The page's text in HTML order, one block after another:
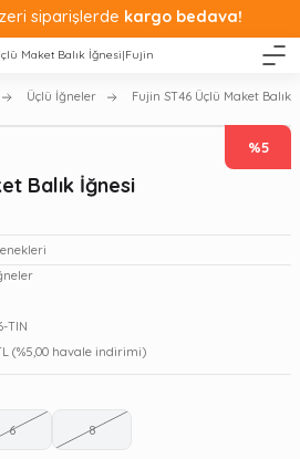
siparişlerde kargo bedava!
Üçlü İğneler Fujin ST46 Üçlü Maket Balık
%5
Balık İğnesi
TIN
(%5,00 havale indirimi)
6 8